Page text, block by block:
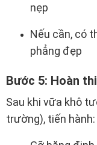
nẹp
Nếu cần, có
phẳng đẹp
Bước 5: Hoàn
Sau khi vữa khô
trường), tiến hành: